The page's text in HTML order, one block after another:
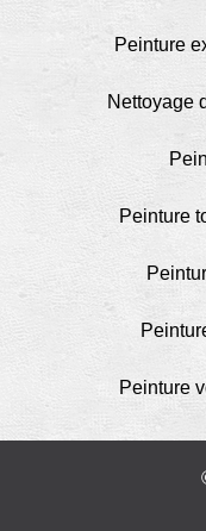
Peinture
Nettoyage
Peinture
Peinture